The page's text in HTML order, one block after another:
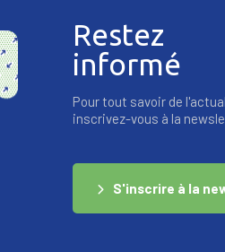
Restez
informé
Pour tout savoir de
inscrivez-vous à la
S'inscrire à la